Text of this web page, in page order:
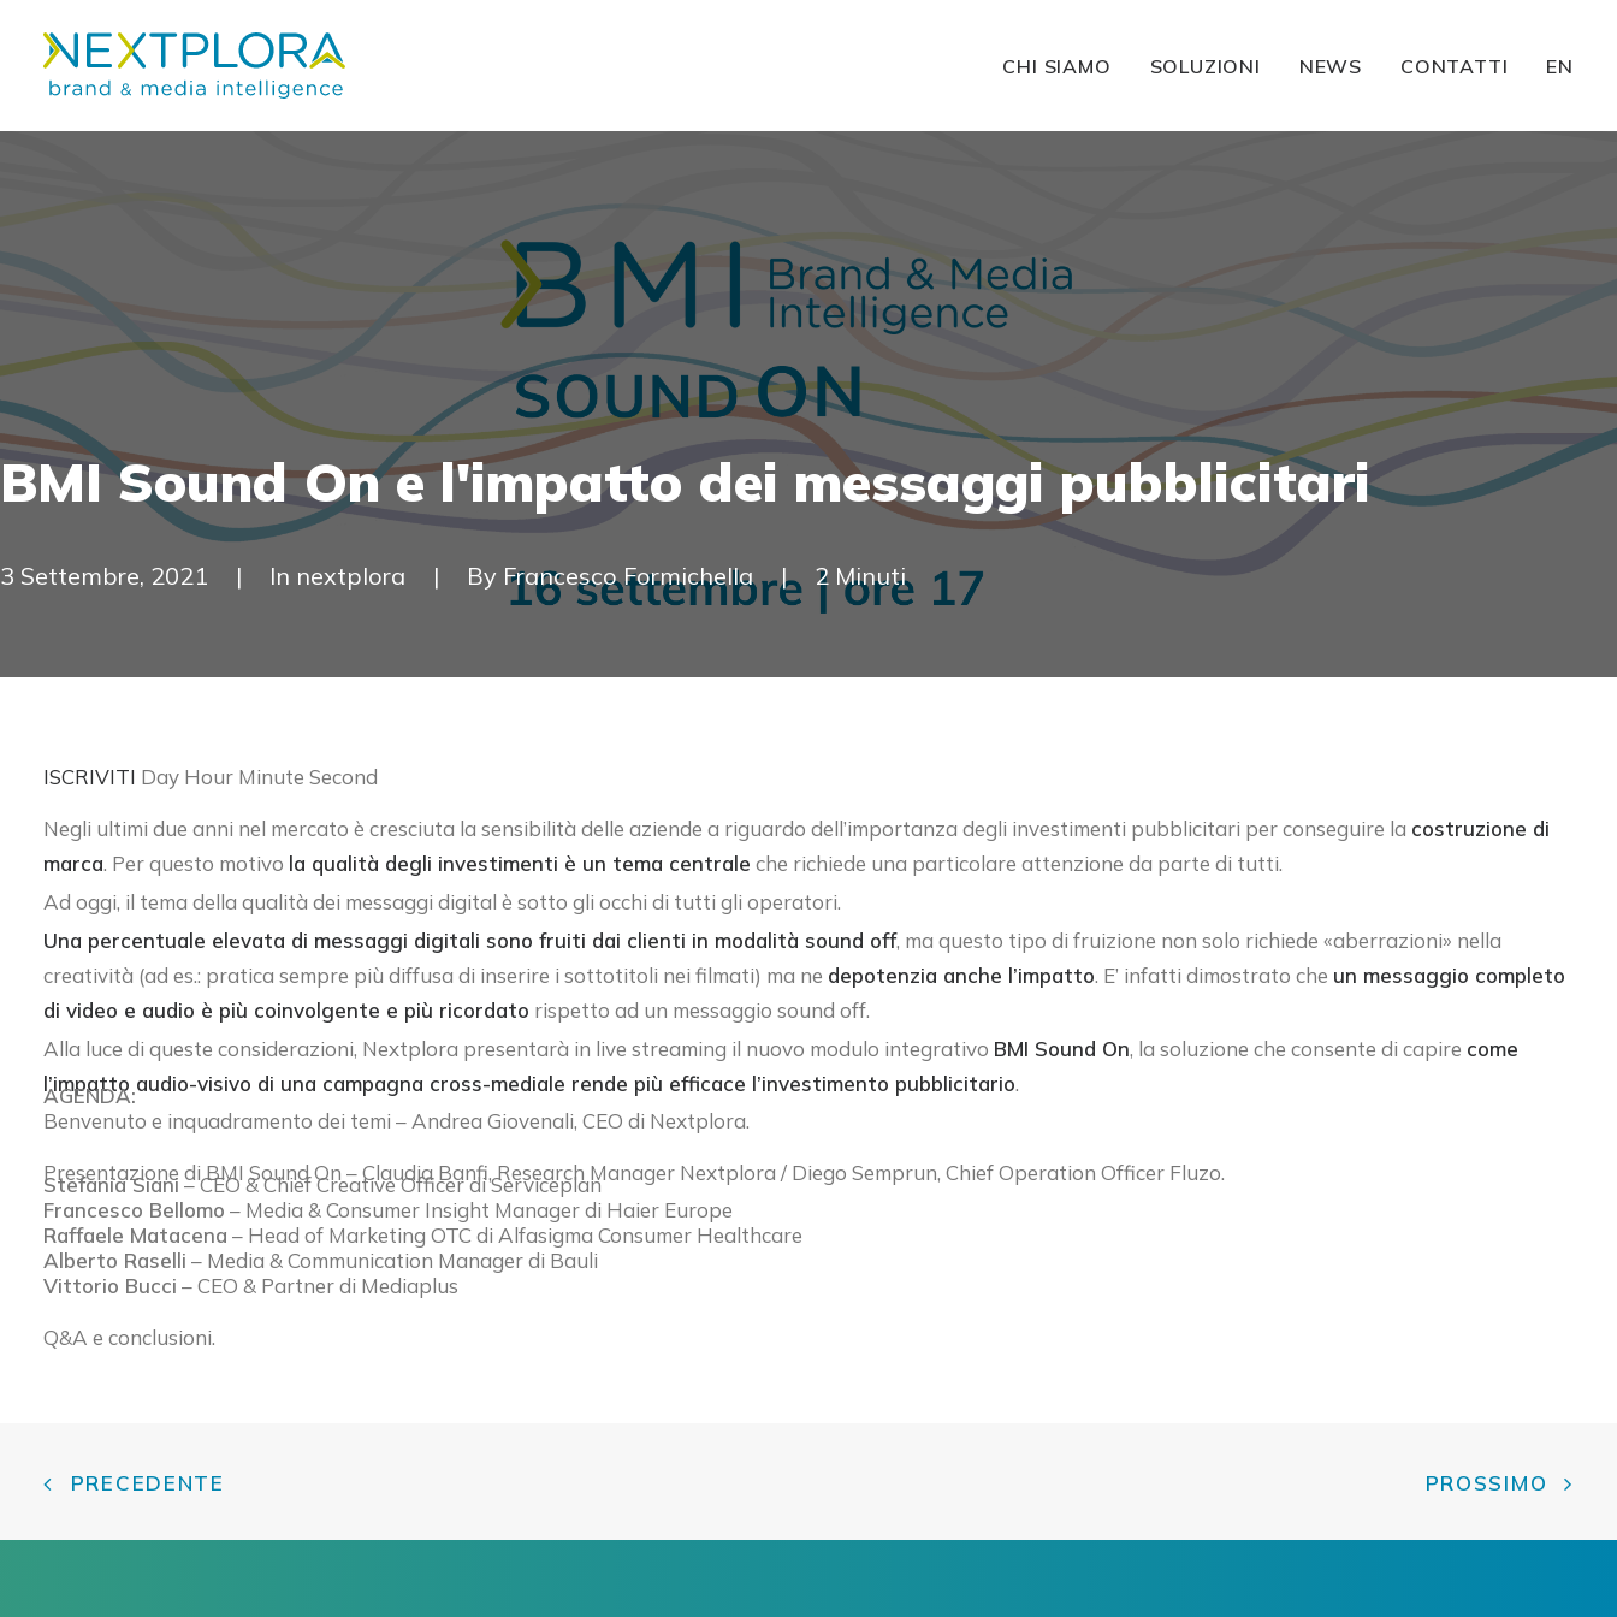
CHI SIAMO SOLUZIONI NEWS CONTATTI EN
BMI Sound On e l'impatto dei messaggi pubblicitari
3 Settembre, 2021 | In nextplora | By Francesco Formichella | 2 Minuti
ISCRIVITI Day Hour Minute Second
Negli ultimi due anni nel mercato è cresciuta la sensibilità delle aziende a riguardo dell’importanza degli investimenti pubblicitari per conseguire la costruzione di
marca. Per questo motivo la qualità degli investimenti è un tema centrale che richiede una particolare attenzione da parte di tutti.
Ad oggi, il tema della qualità dei messaggi digital è sotto gli occhi di tutti gli operatori.
Una percentuale elevata di messaggi digitali sono fruiti dai clienti in modalità sound off, ma questo tipo di fruizione non solo richiede «aberrazioni» nella
creatività (ad es.: pratica sempre più diffusa di inserire i sottotitoli nei filmati) ma ne depotenzia anche l’impatto. E’ infatti dimostrato che un messaggio completo
di video e audio è più coinvolgente e più ricordato rispetto ad un messaggio sound off.
Alla luce di queste considerazioni, Nextplora presentarà in live streaming il nuovo modulo integrativo BMI Sound On, la soluzione che consente di capire come
l’impatto audio-visivo di una campagna cross-mediale rende più efficace l’investimento pubblicitario.
AGENDA:
Benvenuto e inquadramento dei temi – Andrea Giovenali, CEO di Nextplora.
Presentazione di BMI Sound On – Claudia Banfi, Research Manager Nextplora / Diego Semprun, Chief Operation Officer Fluzo.
Stefania Siani – CEO & Chief Creative Officer di Serviceplan
Francesco Bellomo – Media & Consumer Insight Manager di Haier Europe
Raffaele Matacena – Head of Marketing OTC di Alfasigma Consumer Healthcare
Alberto Raselli – Media & Communication Manager di Bauli
Vittorio Bucci – CEO & Partner di Mediaplus
Q&A e conclusioni.
PRECEDENTE PROSSIMO